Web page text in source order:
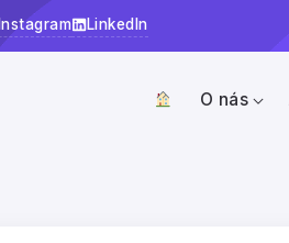
Instagram LinkedIn
O nás